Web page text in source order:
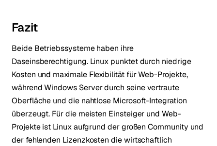
Fazit
Beide Betriebssysteme haben ihre
Daseinsberechtigung. Linux punktet durch niedrige
Kosten und maximale Flexibilität für Web-Projekte,
während Windows Server durch seine vertraute
Oberfläche und die nahtlose Microsoft-Integration
überzeugt. Für die meisten Einsteiger und Web-
Projekte ist Linux aufgrund der großen Community und
der fehlenden Lizenzkosten die wirtschaftlich